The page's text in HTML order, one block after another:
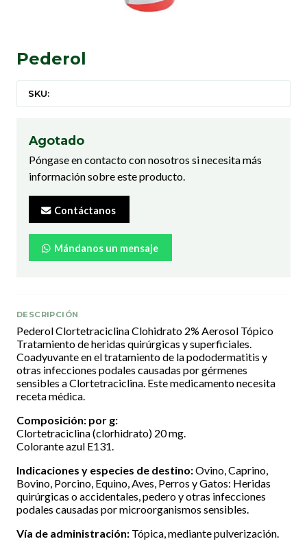
Pederol
SKU:
Agotado
Póngase en contacto con nosotros si necesita más
información sobre este producto.
Contáctanos
Mándanos un mensaje
DESCRIPCIÓN
Pederol Clortetraciclina Clohidrato 2% Aerosol Tópico
Tratamiento de heridas quirúrgicas y superficiales.
Coadyuvante en el tratamiento de la pododermatitis y
otras infecciones podales causadas por gérmenes
sensibles a Clortetraciclina. Este medicamento necesita
receta médica.
Composición: por g:
Clortetraciclina (clorhidrato) 20 mg.
Colorante azul E131.
Indicaciones y especies de destino:Ovino, Caprino,
Bovino, Porcino, Equino, Aves, Perros y Gatos: Heridas
quirúrgicas o accidentales, pedero y otras infecciones
podales causadas por microorganismos sensibles.
Vía de administración: Tópica, mediante pulverización.